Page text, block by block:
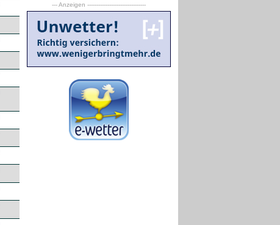
--- Anzeigen --------------------------------